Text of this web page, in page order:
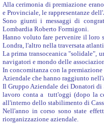
Alla cerimonia di premiazione
e Provinciale, le rappresentanze
Sono giunti i messaggi di
Lombardia Roberto Formigoni.
Hanno voluto fare pervenire il loro
Londra, l'altro nella traversata
La prima transoceanica "solidale",
navigatori e mondo delle
In concomitanza con la
Aziendale che hanno raggiunto
Il Gruppo Aziendale dei Donatori
lavoro conta a tutt'oggi (dopo la
all'interno dello stabilimento di
Nell'anno in corso sono state
riorganizzazione aziendale.